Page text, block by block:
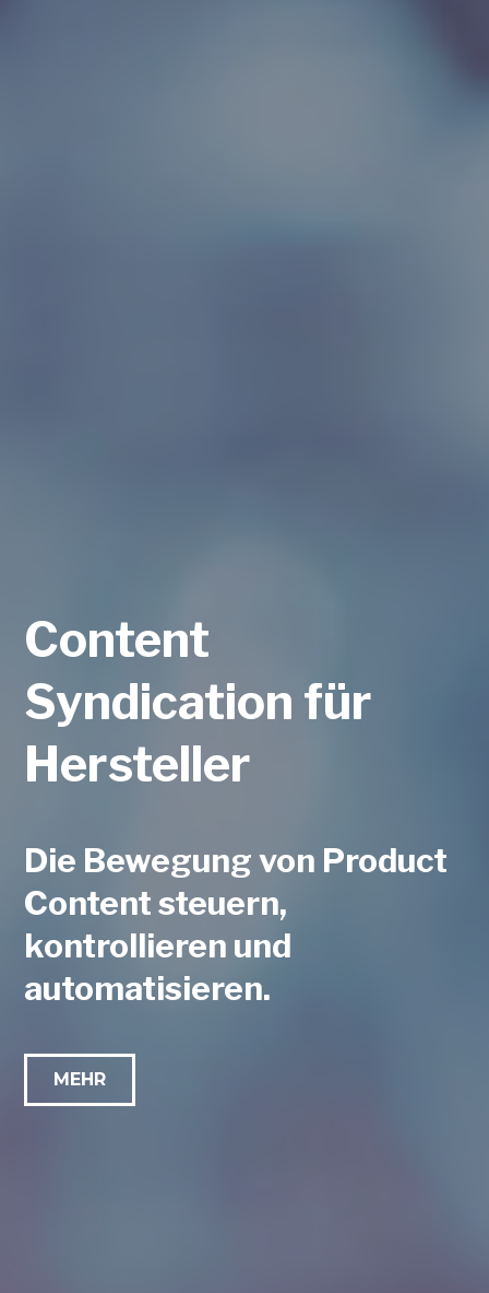
Content
Syndication für
Hersteller
Die Bewegung von Product
Content steuern,
kontrollieren und
automatisieren.
MEHR